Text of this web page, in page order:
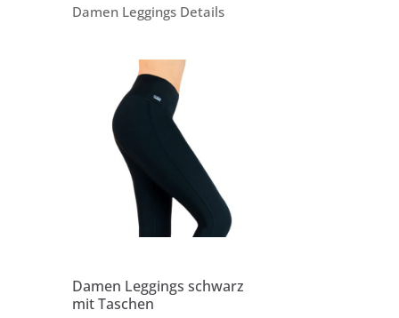
Damen Leggings Details
Damen Leggings schwarz
mit Taschen